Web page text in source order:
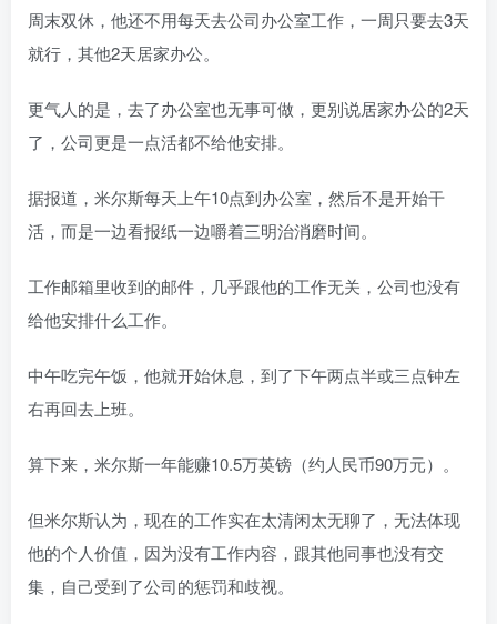
周末双休，他还不用每天去公司办公室工作，一周只要去3天
就行，其他2天居家办公。
更气人的是，去了办公室也无事可做，更别说居家办公的2天
了，公司更是一点活都不给他安排。
据报道，米尔斯每天上午10点到办公室，然后不是开始干
活，而是一边看报纸一边嚼着三明治消磨时间。
工作邮箱里收到的邮件，几乎跟他的工作无关，公司也没有
给他安排什么工作。
中午吃完午饭，他就开始休息，到了下午两点半或三点钟左
右再回去上班。
算下来，米尔斯一年能赚10.5万英镑（约人民币90万元）。
但米尔斯认为，现在的工作实在太清闲太无聊了，无法体现
他的个人价值，因为没有工作内容，跟其他同事也没有交
集，自己受到了公司的惩罚和歧视。